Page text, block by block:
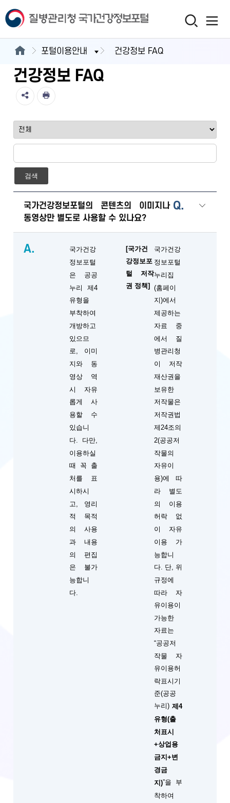
포털이용안내 건강정보 FAQ
건강정보 FAQ
검색
Q.
국가건강정보포털의 콘텐츠의 이미지나
동영상만 별도로 사용할 수 있나요?
A.
국가건강
정보포털
은 공공
누리 제4
유형을
부착하여
개방하고
있으므
로, 이미
지와 동
영상 역
시 자유
롭게 사
용할 수
있습니
다. 다만,
이용하실
때 꼭 출
처를 표
시하시
고, 영리
적 목적
의 사용
과 내용
의 편집
은 불가
능합니
다.
[국가건
강정보포
털 저작
권 정책]
국가건강
정보포털
누리집
(홈페이
지)에서
제공하는
자료 중
에서 질
병관리청
이 저작
재산권을
보유한
저작물은
저작권법
제24조의
2(공공저
작물의
자유이
용)에 따
라 별도
의 이용
허락 없
이 자유
이용 가
능합니
다. 단, 위
규정에
따라 자
유이용이
가능한
자료는
“공공저
작물 자
유이용허
락표시기
준(공공
누리) 제4
유형(출
처표시
+상업용
금지+변
경금
지)”을 부
착하여